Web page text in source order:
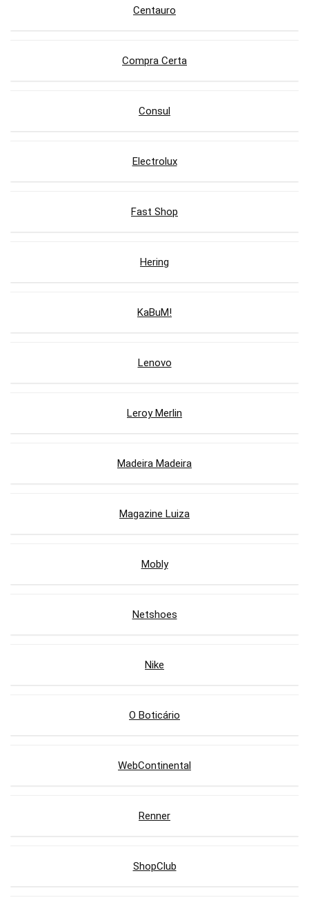
Centauro
Compra Certa
Consul
Electrolux
Fast Shop
Hering
KaBuM!
Lenovo
Leroy Merlin
Madeira Madeira
Magazine Luiza
Mobly
Netshoes
Nike
O Boticário
WebContinental
Renner
ShopClub